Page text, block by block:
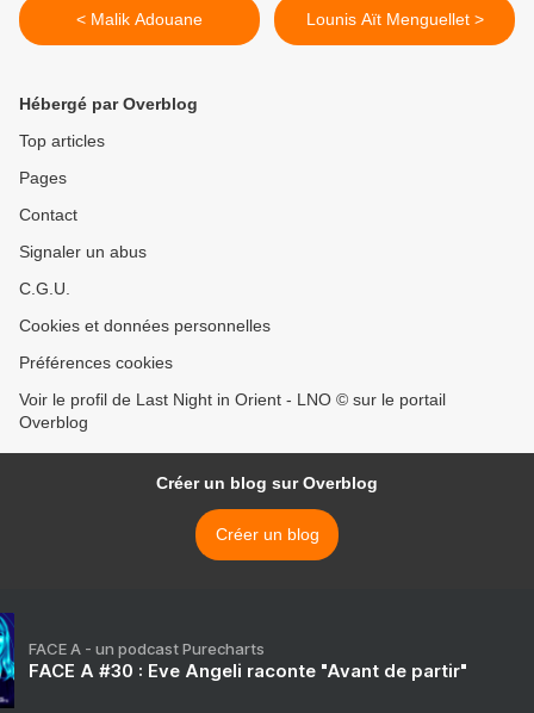
< Malik Adouane Lounis Aït Menguellet >
Hébergé par Overblog
Top articles
Pages
Contact
Signaler un abus
C.G.U.
Cookies et données personnelles
Préférences cookies
Voir le profil de Last Night in Orient - LNO © sur le portail
Overblog
Créer un blog sur Overblog
Créer un blog
FACE A - un podcast Purecharts
FACE A #30 : Eve Angeli raconte "Avant de partir"